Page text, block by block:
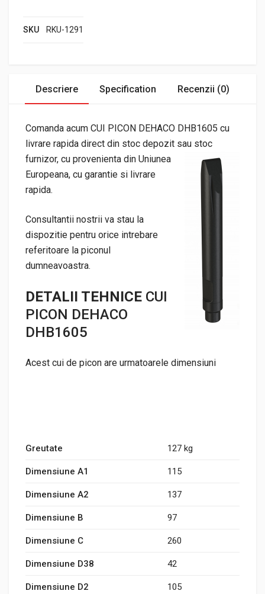
SKU RKU-1291
Descriere Specification Recenzii (0)
Comanda acum CUI PICON DEHACO DHB1605 cu
livrare rapida direct din stoc depozit sau stoc
furnizor, cu provenienta din Uniunea
Europeana, cu garantie si livrare
rapida.
Consultantii nostrii va stau la
dispozitie pentru orice intrebare
referitoare la piconul
dumneavoastra.
DETALII TEHNICE CUI
PICON DEHACO
DHB1605
Acest cui de picon are urmatoarele dimensiuni
Greutate 127 kg
Dimensiune A1 115
Dimensiune A2 137
Dimensiune B 97
Dimensiune C 260
Dimensiune D38 42
Dimensiune D2 105